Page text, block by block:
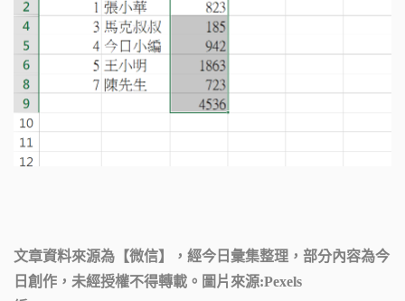
文章資料來源為【微信】，經今日彙集整理，部分內容為今
日創作，未經授權不得轉載。圖片來源:Pexels